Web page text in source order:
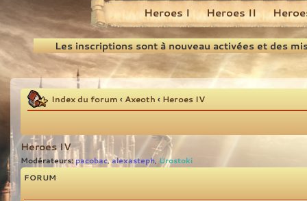
Recherche
Heroes I Heroes II
Les inscriptions sont à nouveau activées et des
Index du forum ‹ Axeoth ‹ Heroes IV
Heroes IV
Modérateurs: pacobac,alexasteph,Urostoki
FORUM